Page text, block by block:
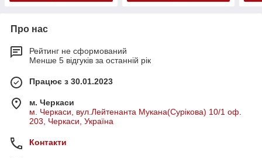
Про нас
Рейтинг не сформований
Менше 5 відгуків за останній рік
Працює з 30.01.2023
м. Черкаси
м. Черкаси, вул.Лейтенанта Мукана(Сурікова) 10/1 оф.
203, Черкаси, Україна
Контакти